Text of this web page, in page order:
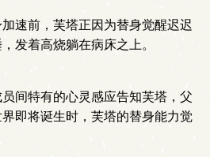
速前，芙塔正因为替身觉醒迟迟
发着高烧躺在病床之上。
间特有的心灵感应告知芙塔，父
即将诞生时，芙塔的替身能力觉